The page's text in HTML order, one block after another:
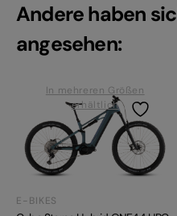
Andere haben
angesehen:
In mehreren Größen
erhältlich
E-BIKES